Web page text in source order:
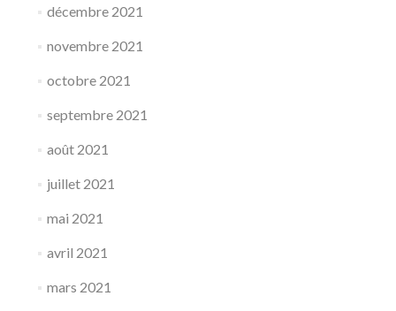
décembre 2021
novembre 2021
octobre 2021
septembre 2021
août 2021
juillet 2021
mai 2021
avril 2021
mars 2021